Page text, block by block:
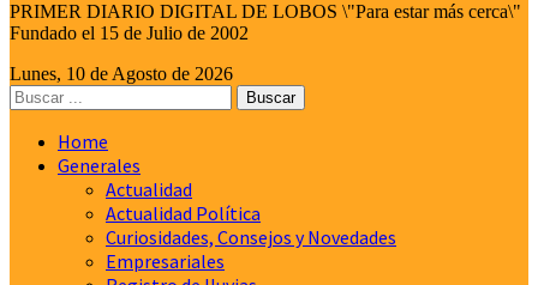
PRIMER DIARIO DIGITAL DE LOBOS \"Para estar más cerca\"
Fundado el 15 de Julio de 2002
Lunes, 10 de Agosto de 2026
Home
Generales
Actualidad
Actualidad Política
Curiosidades, Consejos y Novedades
Empresariales